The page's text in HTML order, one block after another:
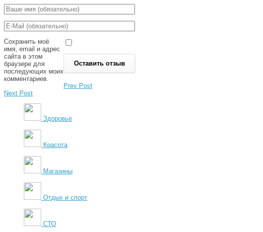
Сохранить моё
имя, email и адрес
сайта в этом
браузере для
последующих моих
комментариев.
Prev Post
Next Post
Здоровье
Красота
Магазины
Отдых и спорт
СТО